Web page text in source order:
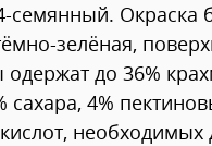
семянный. Окраска
зелёная,
до 36%
сахара, 4%
необходимых